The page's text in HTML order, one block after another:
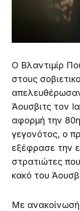
Ο Βλαντιμίρ
στους
Άουσβιτς τον
αφορμή την
γεγονότος, ο
εξέφρασε την
στρατιώτες
κακό του
Με